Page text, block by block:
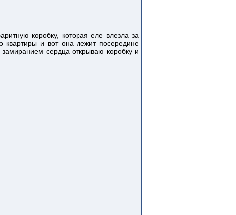
коробку, которая еле влезла за
и вот она лежит посередине
сердца открываю коробку и